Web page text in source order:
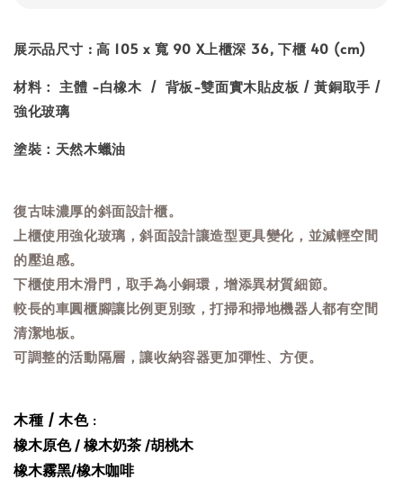
展示品尺寸 : 高 105 x 寬 90 X上櫃深 36, 下櫃 40 (cm)
材料： 主體 -白橡木 / 背板-雙面實木貼皮板 / 黃銅取手 /
強化玻璃
塗裝：天然木蠟油
復古味濃厚的斜面設計櫃。
上櫃使用強化玻璃，斜面設計讓造型更具變化，並減輕空間
的壓迫感。
下櫃使用木滑門，取手為小銅環，增添異材質細節。
較長的車圓櫃腳讓比例更別致，打掃和掃地機器人都有空間
清潔地板。
可調整的活動隔層，讓收納容器更加彈性、方便。
木種 / 木色:
橡木原色 / 橡木奶茶 /胡桃木
橡木霧黑/橡木咖啡